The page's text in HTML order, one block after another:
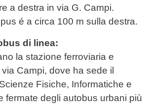
a destra in via G. Campi.
é a circa 100 m sulla destra.
di linea:
la stazione ferroviaria e
Campi, dove ha sede il
Fisiche, Informatiche e
fermate degli autobus urbani più